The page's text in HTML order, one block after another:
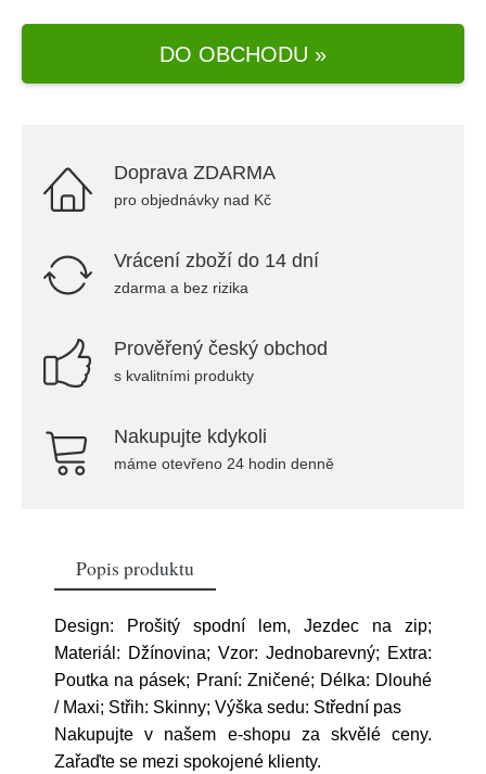
DO OBCHODU »
Doprava ZDARMA
pro objednávky nad Kč
Vrácení zboží do 14 dní
zdarma a bez rizika
Prověřený český obchod
s kvalitními produkty
Nakupujte kdykoli
máme otevřeno 24 hodin denně
Popis produktu
Design: Prošitý spodní lem, Jezdec na zip;
Materiál: Džínovina; Vzor: Jednobarevný; Extra:
Poutka na pásek; Praní: Zničené; Délka: Dlouhé
/ Maxi; Střih: Skinny; Výška sedu: Střední pas
Nakupujte v našem e-shopu za skvělé ceny.
Zařaďte se mezi spokojené klienty.